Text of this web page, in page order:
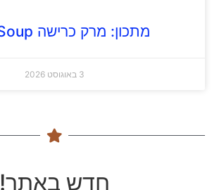
מתכון: מרק כרישה Leek Soup
3 באוגוסט 2026
חדש באתר!